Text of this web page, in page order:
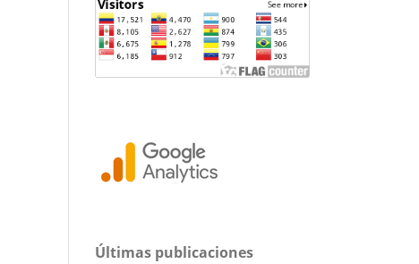
Últimas publicaciones